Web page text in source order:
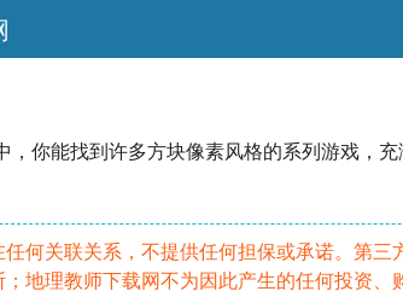
，你能找到许多方块像素风格的系列游戏，
何关联关系，不提供任何担保或承诺。第三
理教师下载网不为因此产生的任何投资、